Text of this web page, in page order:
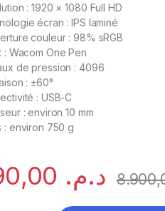
: 1920 × 1080 Full HD
écran : IPS laminé
couleur : 98% sRGB
: Wacom One Pen
de pression : 4096
: ±60°
: USB-C
: environ 10 mm
: environ 750 g
د.م.